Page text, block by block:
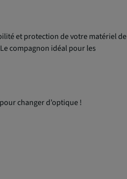
et protection de votre matériel de
compagnon idéal pour les
changer d’optique !